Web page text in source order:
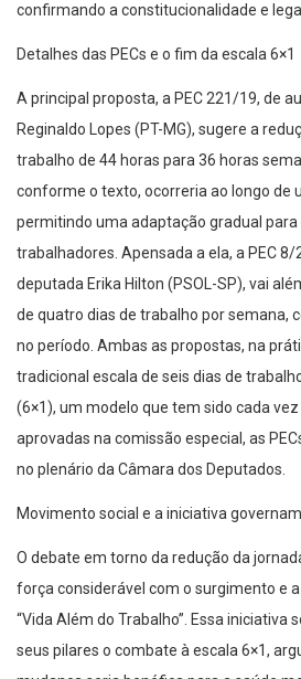
confirmando a constitucionalidade e
Detalhes das PECs e o fim da escala 6×1
A principal proposta, a PEC 221/19, de
Reginaldo Lopes (PT-MG), sugere a
trabalho de 44 horas para 36 horas
conforme o texto, ocorreria ao longo de
permitindo uma adaptação gradual para
trabalhadores. Apensada a ela, a PEC
deputada Erika Hilton (PSOL-SP), vai
de quatro dias de trabalho por semana,
no período. Ambas as propostas, na
tradicional escala de seis dias de
(6×1), um modelo que tem sido cada
aprovadas na comissão especial, as
no plenário da Câmara dos Deputados.
Movimento social e a iniciativa
O debate em torno da redução da
força considerável com o surgimento e
“Vida Além do Trabalho”. Essa iniciativa
seus pilares o combate à escala 6×1,